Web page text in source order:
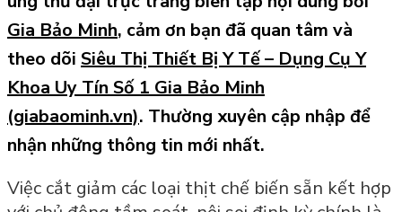
Gia Bảo Minh, cảm ơn bạn đã quan tâm và
theo dõi Siêu Thị Thiết Bị Y Tế – Dụng Cụ Y
Khoa Uy Tín Số 1 Gia Bảo Minh
(giabaominh.vn). Thường xuyên cập nhập để
nhận những thông tin mới nhất.
Việc cắt giảm các loại thịt chế biến sẵn kết hợp